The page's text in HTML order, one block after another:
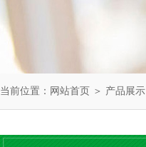
当前位置： 网站首页 ＞ 产品展示